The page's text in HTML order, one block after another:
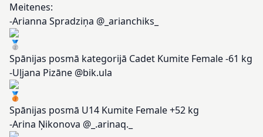
Meitenes:
-Arianna Spradziņa @_arianchiks_
Spānijas posmā kategorijā Cadet Kumite Female -61 kg
-Uļjana Pizāne @bik.ula
Spānijas posmā U14 Kumite Female +52 kg
-Arina Ņikonova @_.arinaq._